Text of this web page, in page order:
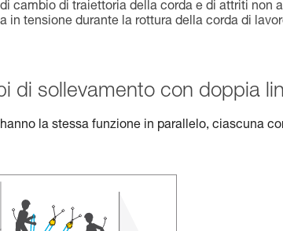
cambio di traiettoria della corda e di attriti
in tensione durante la rottura della corda di
di sollevamento con doppia
la stessa funzione in parallelo, ciascuna